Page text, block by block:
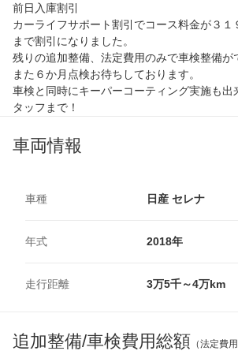
前日入庫割引
カーライフサポート割引でコース料金が３
まで割引になりました。
残りの追加整備、法定費用のみで車検整備が
また６か月点検お待ちしております。
車検と同時にキーパーコーティング実施も出
タッフまで！
車両情報
車種 日産 セレナ
年式 2018年
走行距離 3万5千～4万km
追加整備/車検費用総額 （法定費